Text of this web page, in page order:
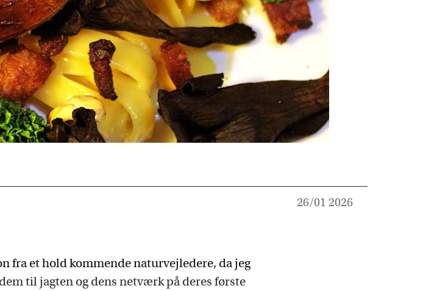
26/01 2026
fra et hold kommende naturvejledere, da jeg
til jagten og dens netværk på deres første